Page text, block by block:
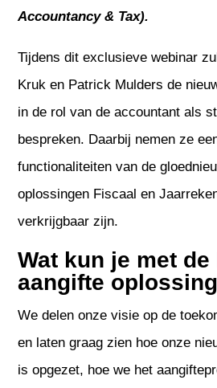
Accountancy & Tax).
Tijdens dit exclusieve webinar
Kruk en Patrick Mulders de
in de rol van de accountant als
bespreken. Daarbij nemen ze
functionaliteiten van de
oplossingen Fiscaal en
verkrijgbaar zijn.
Wat kun je met
aangifte
We delen onze visie op de
en laten graag zien hoe onze
is opgezet, hoe we het